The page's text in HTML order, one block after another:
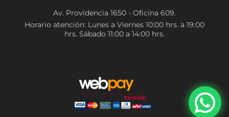
Av. Providencia 1650 - Oficina 609.
Horario atención: Lunes a Viernes 10:00 hrs. a 19:00
hrs. Sábado 11:00 a 14:00 hrs.